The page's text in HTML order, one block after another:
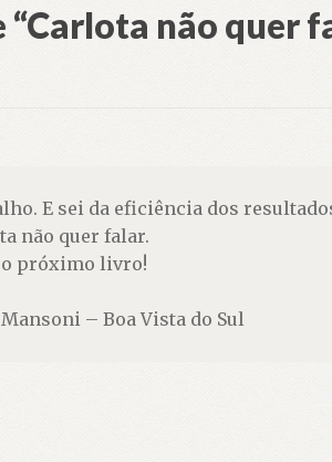
não quer
E sei da eficiência dos
não quer falar.
o próximo livro!
– Boa Vista do Sul